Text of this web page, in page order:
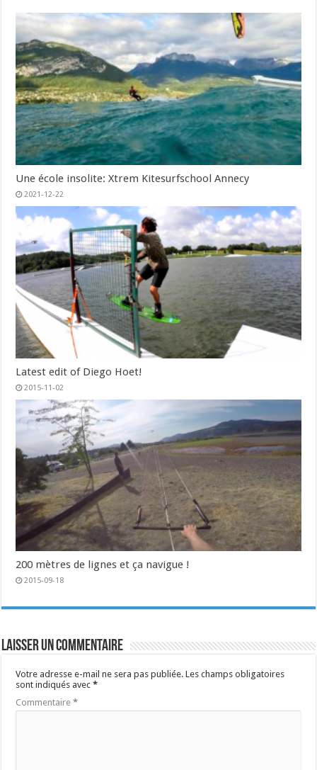
Une école insolite: Xtrem Kitesurfschool Annecy
2021-12-22
Latest edit of Diego Hoet!
2015-11-02
200 mètres de lignes et ça navigue !
2015-09-18
Laisser un commentaire
Votre adresse e-mail ne sera pas publiée. Les champs obligatoires
sont indiqués avec*
Commentaire*